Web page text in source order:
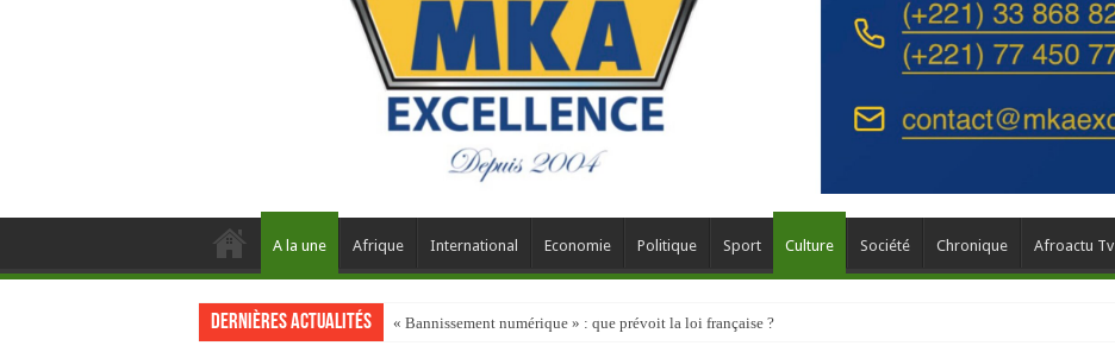
A la une Afrique International Economie Politique Sport Culture Société Chronique Afroactu Tv
Dernières actualités « Bannissement numérique » : que prévoit la loi française ?